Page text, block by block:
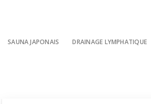
SAUNA JAPONAIS DRAINAGE LYMPHATIQUE